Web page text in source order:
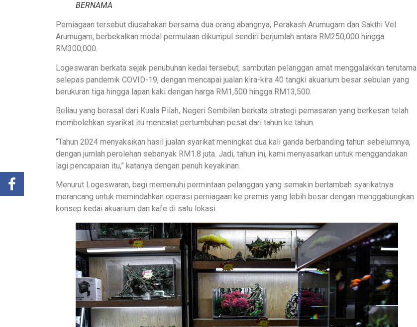
BERNAMA
Perniagaan tersebut diusahakan bersama dua orang abangnya, Perakash Arumugam dan Sakthi Vel
Arumugam, berbekalkan modal permulaan dikumpul sendiri berjumlah antara RM250,000 hingga
RM300,000.
Logeswaran berkata sejak penubuhan kedai tersebut, sambutan pelanggan amat menggalakkan terutama
selepas pandemik COVID-19, dengan mencapai jualan kira-kira 40 tangki akuarium besar sebulan yang
berukuran tiga hingga lapan kaki dengan harga RM1,500 hingga RM13,500.
Beliau yang berasal dari Kuala Pilah, Negeri Sembilan berkata strategi pemasaran yang berkesan telah
membolehkan syarikat itu mencatat pertumbuhan pesat dari tahun ke tahun.
“Tahun 2024 menyaksikan hasil jualan syarikat meningkat dua kali ganda berbanding tahun sebelumnya,
dengan jumlah perolehan sebanyak RM1.8 juta. Jadi, tahun ini, kami menyasarkan untuk menggandakan
lagi pencapaian itu,” katanya dengan penuh keyakinan.
Menurut Logeswaran, bagi memenuhi permintaan pelanggan yang semakin bertambah syarikatnya
merancang untuk memindahkan operasi perniagaan ke premis yang lebih besar dengan menggabungkan
konsep kedai akuarium dan kafe di satu lokasi.